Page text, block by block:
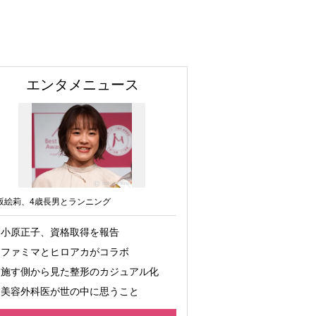
エンタメニュース
絵莉、4歳長男とランニング
小原正子、資格取得を報告
ファミマとヒロアカがコラボ
施す側から見た整形のカジュアル化
美容外科医が世の中に思うこと